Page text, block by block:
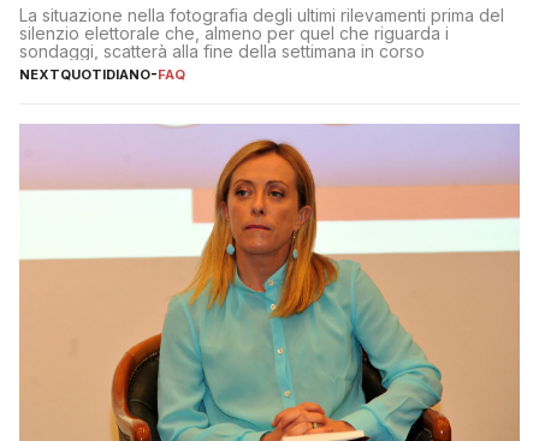
La situazione nella fotografia degli ultimi rilevamenti prima del
silenzio elettorale che, almeno per quel che riguarda i
sondaggi, scatterà alla fine della settimana in corso
NEXTQUOTIDIANO-FAQ